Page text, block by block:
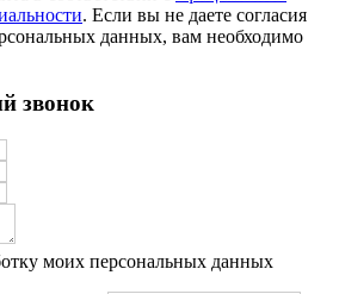
(чабрец)
. Если вы не даете согласия
данных, вам необходимо
звонок
моих персональных данных